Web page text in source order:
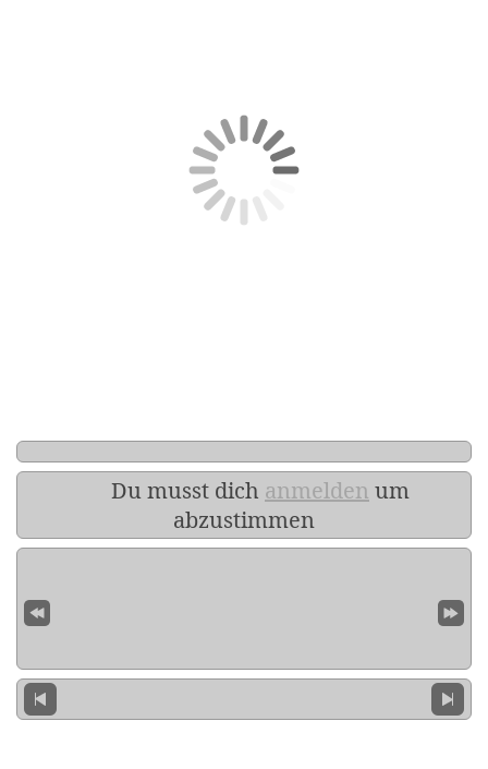
Du musst dich anmelden um
abzustimmen